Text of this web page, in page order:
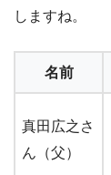
しますね。
名前
真田広之さ
ん（父）